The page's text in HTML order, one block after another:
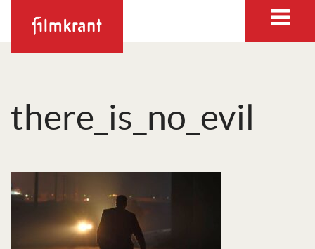
there_is_no_evil